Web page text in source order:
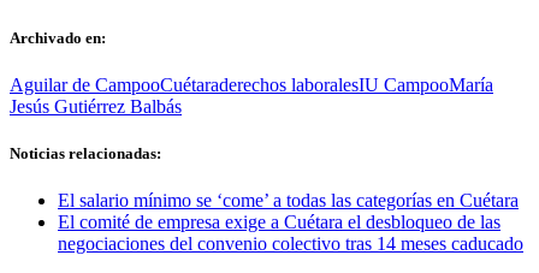
Archivado en:
Aguilar de CampooCuétaraderechos laboralesIU CampooMaría
Jesús Gutiérrez Balbás
Noticias relacionadas:
El salario mínimo se ‘come’ a todas las categorías en Cuétara
El comité de empresa exige a Cuétara el desbloqueo de las
negociaciones del convenio colectivo tras 14 meses caducado